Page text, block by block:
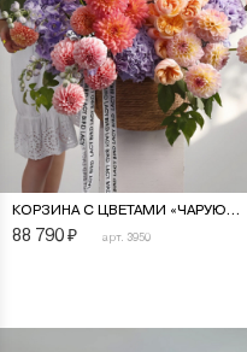
КОРЗИНА С ЦВЕТАМИ «ЧАРУЮЩИЙ ЗАКАТ»
88 790₽ арт. 3950